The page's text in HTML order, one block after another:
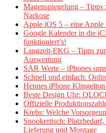
Magenspiegelung –
Narkose
Apple iOS 5 – eine
Google Kalender in die
funktioniert’s!
Langzeit-EKG – Tipps
Auswertung
SAR Werte – iPhones
Schnell und einfach:
Hennes iPhone
Beste Design Uhr:
Offizielle
Krebs: Welche
Snookertisch:
Lieferung und Montage